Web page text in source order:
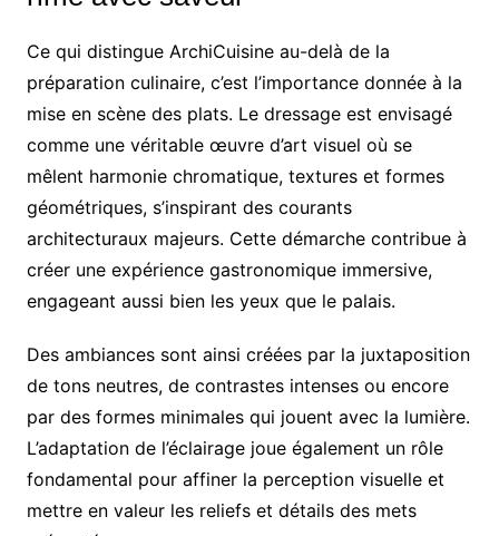
Ce qui distingue ArchiCuisine au-delà de la
préparation culinaire, c’est l’importance donnée à la
mise en scène des plats. Le dressage est envisagé
comme une véritable œuvre d’art visuel où se
mêlent harmonie chromatique, textures et formes
géométriques, s’inspirant des courants
architecturaux majeurs. Cette démarche contribue à
créer une expérience gastronomique immersive,
engageant aussi bien les yeux que le palais.
Des ambiances sont ainsi créées par la juxtaposition
de tons neutres, de contrastes intenses ou encore
par des formes minimales qui jouent avec la lumière.
L’adaptation de l’éclairage joue également un rôle
fondamental pour affiner la perception visuelle et
mettre en valeur les reliefs et détails des mets